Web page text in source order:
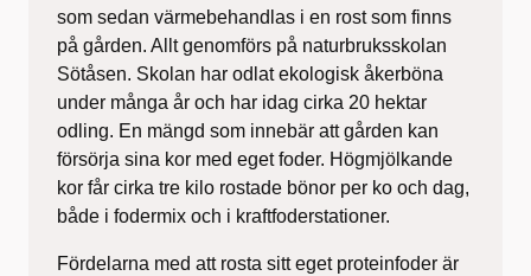
som sedan värmebehandlas i en rost som finns
på gården. Allt genomförs på naturbruksskolan
Sötåsen. Skolan har odlat ekologisk åkerböna
under många år och har idag cirka 20 hektar
odling. En mängd som innebär att gården kan
försörja sina kor med eget foder. Högmjölkande
kor får cirka tre kilo rostade bönor per ko och dag,
både i fodermix och i kraftfoderstationer.
Fördelarna med att rosta sitt eget proteinfoder är